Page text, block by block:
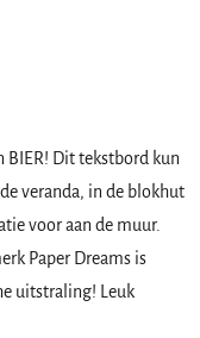
BIER! Dit tekstbord kun
veranda, in de blokhut
voor aan de muur.
Paper Dreams is
uitstraling! Leuk